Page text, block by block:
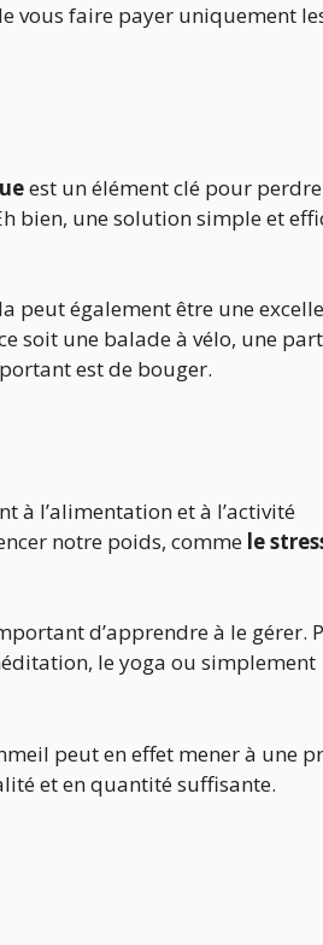
vous faire payer uniquement
est un élément clé pour
bien, une solution simple et
peut également être une
soit une balade à vélo, une
est de bouger.
à l’alimentation et à l’activité
notre poids, comme le
d’apprendre à le gérer.
le yoga ou simplement
peut en effet mener à une
et en quantité suffisante.